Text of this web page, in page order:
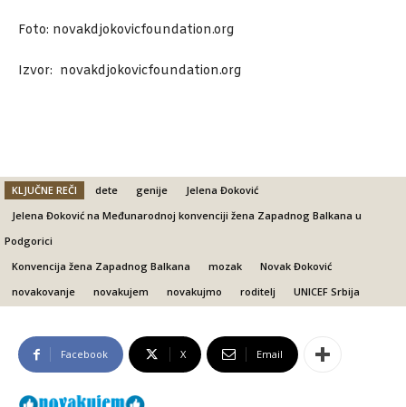
Foto: novakdjokovicfoundation.org
Izvor: novakdjokovicfoundation.org
KLJUČNE REČI dete genije
Jelena Đoković
Jelena Đoković na Međunarodnoj konvenciji žena Zapadnog Balkana u
Podgorici
Konvencija žena Zapadnog Balkana
mozak
Novak Đoković
novakovanje
novakujem novakujmo roditelj UNICEF Srbija
Facebook X Email